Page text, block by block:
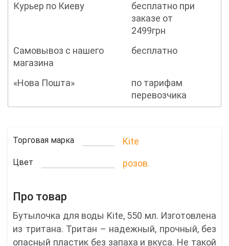
Курьер по Киеву
бесплатно при
заказе от
2499грн
Самовывоз с нашего
магазина
бесплатно
«Нова Пошта»
по тарифам
перевозчика
Торговая марка Kite
Цвет розов.
Про товар
Бутылочка для воды Kite, 550 мл. Изготовлена
из тритана. Тритан – надежный, прочный, без
опасный пластик без запаха и вкуса. Не такой